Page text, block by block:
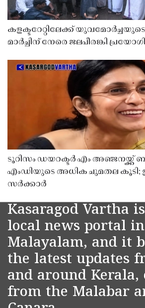
കളക്ടറേറ്റിലേക്ക് യുവമോർച്ചയുടെ
മാർച്ചിന് നേരെ ജലപീരങ്കി
ടൂറിസം ഡയറക്ടർ എം അഞ്ജനയ്ക്ക്
എംഡിയുടെ അധിക ചുമതല കൂടി;
സർക്കാർ
Kasaragod Vartha
local news portal in
Malayalam, and it
the latest updates
and around Kerala,
from the Malabar